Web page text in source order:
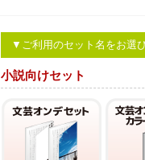
▼ご利用のセット名をお選び
小説向けセット